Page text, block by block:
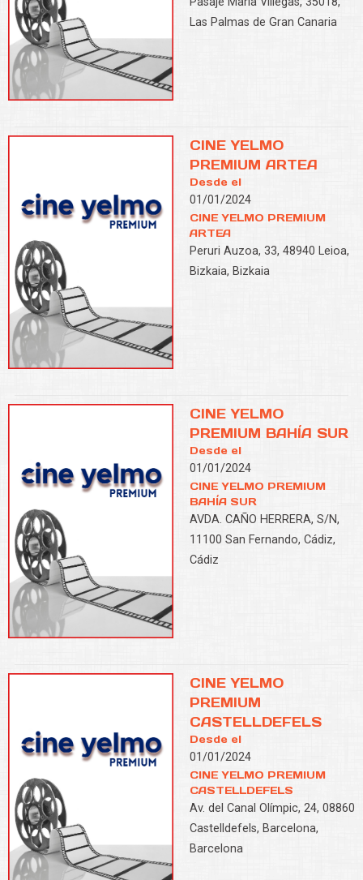
Las Palmas de Gran Canaria
CINE YELMO
PREMIUM ARTEA
Desde el
01/01/2024
CINE YELMO PREMIUM
ARTEA
Peruri Auzoa, 33, 48940 Leioa,
Bizkaia, Bizkaia
CINE YELMO
PREMIUM BAHÍA SUR
Desde el
01/01/2024
CINE YELMO PREMIUM
BAHÍA SUR
AVDA. CAÑO HERRERA, S/N,
11100 San Fernando, Cádiz,
Cádiz
CINE YELMO
PREMIUM
CASTELLDEFELS
Desde el
01/01/2024
CINE YELMO PREMIUM
CASTELLDEFELS
Av. del Canal Olímpic, 24, 08860
Castelldefels, Barcelona,
Barcelona